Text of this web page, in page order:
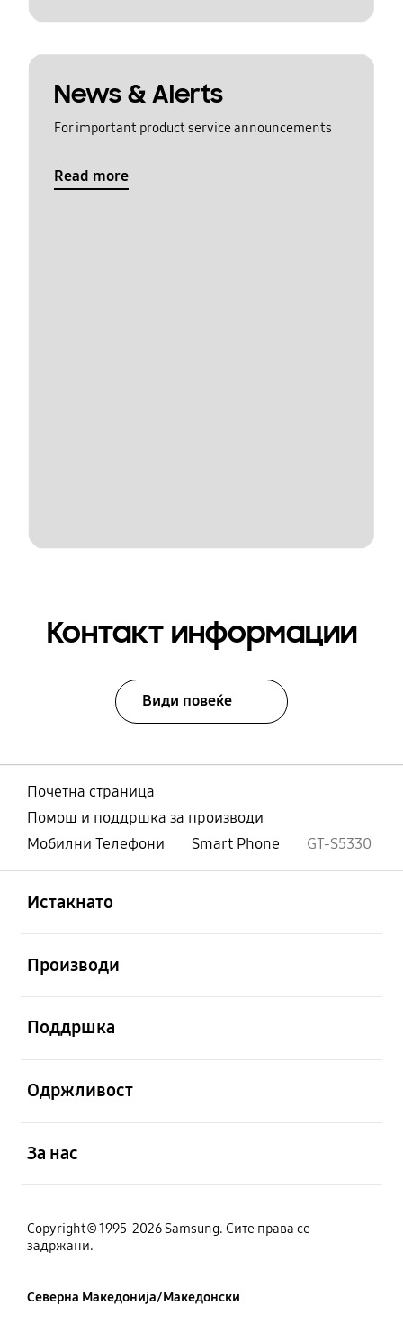
News & Alerts
For important product service announcements
Read more
Контакт информации
Види повеќе
Почетна страница
Помош и поддршка за производи
Мобилни Телефони
Smart Phone GT-S5330
Истакнато
Производи
Поддршка
Одржливост
За нас
Copyright© 1995-2026 Samsung. Сите права се
задржани.
Северна Македонија/Македонски